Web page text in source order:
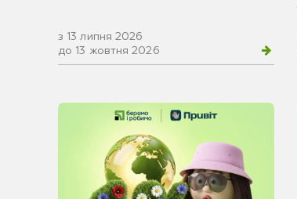
з 13 липня 2026
до 13 жовтня 2026